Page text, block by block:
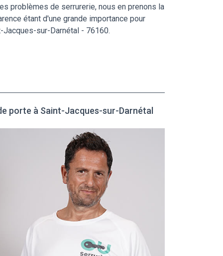
problèmes de serrurerie, nous en prenons la
étant d'une grande importance pour
sur-Darnétal - 76160.
porte à Saint-Jacques-sur-Darnétal